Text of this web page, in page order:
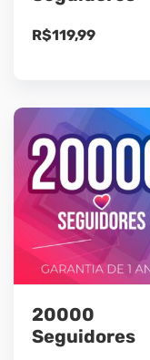
R$119,99
20000
Seguidores